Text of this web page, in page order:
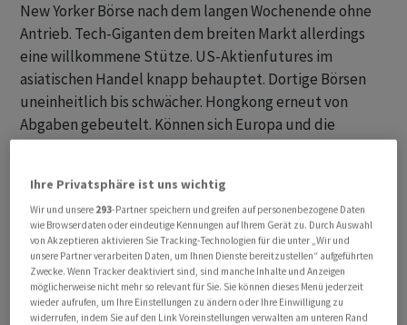
New Yorker Börse nach dem langen Wochenende ohne
Antrieb. Tech-Giganten dem breiten Markt allerdings
eine willkommene Stütze. US-Aktienfutures im
asiatischen Handel knapp behauptet. Dortige Börsen
uneinheitlich bis schwächer. Hongkong erneut von
Abgaben gebeutelt. Können sich Europa und die
SMI vorbörslich noch unentschlossen. Lonza einziger
Blue Chip im Plus. Bei den Nebenwerten setzen
Flughafen Zürich und Clariant Akzente. Geschehen
allerdings lustlos und von Zurückhaltung geprägt.
Diese Aktien schlagen vorbörslich aus
Ihre Privatsphäre ist uns wichtig
Wir und unsere 293-Partner speichern und greifen auf personenbezogene Daten
wie Browserdaten oder eindeutige Kennungen auf Ihrem Gerät zu. Durch Auswahl
von Akzeptieren aktivieren Sie Tracking-Technologien für die unter „Wir und
unsere Partner verarbeiten Daten, um Ihnen Dienste bereitzustellen“ aufgeführten
Zwecke. Wenn Tracker deaktiviert sind, sind manche Inhalte und Anzeigen
möglicherweise nicht mehr so relevant für Sie. Sie können dieses Menü jederzeit
wieder aufrufen, um Ihre Einstellungen zu ändern oder Ihre Einwilligung zu
widerrufen, indem Sie auf den Link Voreinstellungen verwalten am unteren Rand